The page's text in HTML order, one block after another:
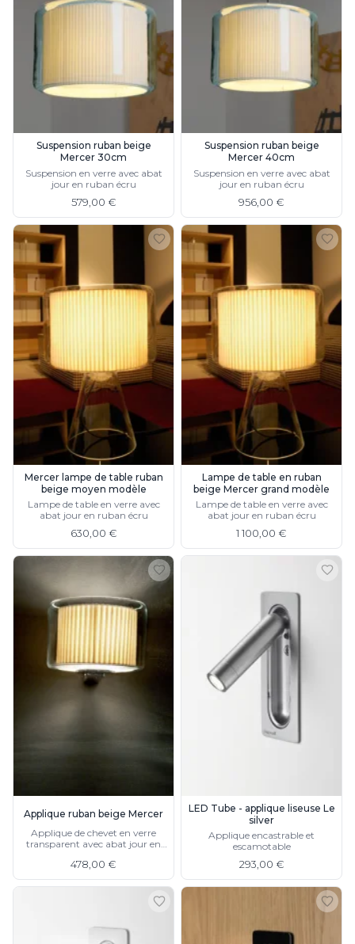
Suspension ruban beige
Mercer 30cm
Suspension en verre avec abat
jour en ruban écru
579,00 €
Suspension ruban beige
Mercer 40cm
Suspension en verre avec abat
jour en ruban écru
956,00 €
Mercer lampe de table ruban
beige moyen modèle
Lampe de table en verre avec
abat jour en ruban écru
630,00 €
Lampe de table en ruban
beige Mercer grand modèle
Lampe de table en verre avec
abat jour en ruban écru
1 100,00 €
Applique ruban beige Mercer
Applique de chevet en verre
transparent avec abat jour en
478,00 €
LED Tube - applique liseuse Le
silver
Applique encastrable et
escamotable
293,00 €